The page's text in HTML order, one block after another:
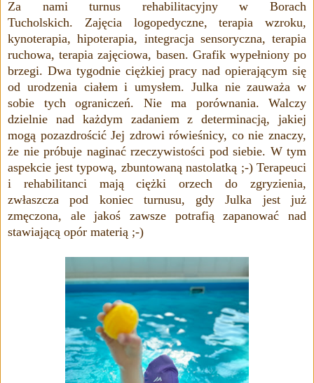
Za nami turnus rehabilitacyjny w Borach
Tucholskich. Zajęcia logopedyczne, terapia wzroku,
kynoterapia, hipoterapia, integracja sensoryczna, terapia
ruchowa, terapia zajęciowa, basen. Grafik wypełniony po
brzegi. Dwa tygodnie ciężkiej pracy nadopierającym się
od urodzenia ciałem i umysłem. Julka nie zauważa w
sobie tych ograniczeń. Nie ma porównania. Walczy
dzielnie nad każdym zadaniem z determinacją, jakiej
mogą pozazdrościć Jej zdrowi rówieśnicy, co nie znaczy,
że nie próbuje naginać rzeczywistości pod siebie. W tym
aspekcie jest typową, zbuntowaną nastolatką ;-) Terapeuci
i rehabilitanci mają ciężki orzech do zgryzienia,
zwłaszcza pod koniec turnusu, gdy Julka jest już
zmęczona, ale jakoś zawsze potrafią zapanować nad
stawiającą opór materią ;-)